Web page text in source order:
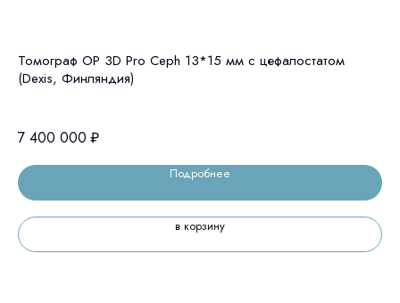
Томограф OP 3D Pro Ceph 13*15 мм с цефалостатом
(Dexis, Финляндия)
7 400 000 ₽
Подробнее
в корзину